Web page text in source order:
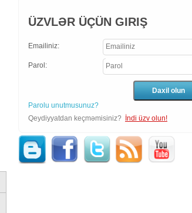
ÜZVLƏR ÜÇÜN GIRIŞ
Emailiniz:
Parol:
Parolu unutmusunuz?
Qeydiyyatdan keçməmisiniz?
İndi üzv olun!